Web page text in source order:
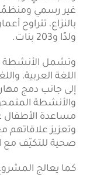
ولدًا و203 بنات.
وتشمل الأنشطة
اللغة العربية،
إلى جانب دمج
والأنشطة
مساعدة الأطفال
وتعزيز علاقاتهم
صحية للتكيّف مع
كما يعالج